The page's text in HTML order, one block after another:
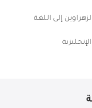
إلى اللغة